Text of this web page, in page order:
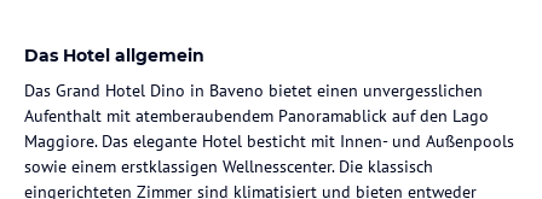
Das Hotel allgemein
Das Grand Hotel Dino in Baveno bietet einen unvergesslichen
Aufenthalt mit atemberaubendem Panoramablick auf den Lago
Maggiore. Das elegante Hotel besticht mit Innen- und Außenpools
sowie einem erstklassigen Wellnesscenter. Die klassisch
eingerichteten Zimmer sind klimatisiert und bieten entweder